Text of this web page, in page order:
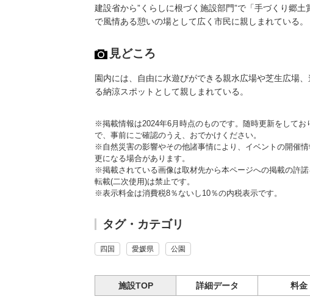
建設省から”くらしに根づく施設部門”で「手づくり郷
で風情ある憩いの場として広く市民に親しまれている。
見どころ
園内には、自由に水遊びができる親水広場や芝生広場
る納涼スポットとして親しまれている。
※掲載情報は2024年6月時点のものです。随時更新をして
で、事前にご確認のうえ、おでかけください。
※自然災害の影響やその他諸事情により、イベントの開催
更になる場合があります。
※掲載されている画像は取材先から本ページへの掲載の許
転載(二次使用)は禁止です。
※表示料金は消費税8％ないし10％の内税表示です。
タグ・カテゴリ
四国 愛媛県 公園
施設TOP 詳細データ 料金